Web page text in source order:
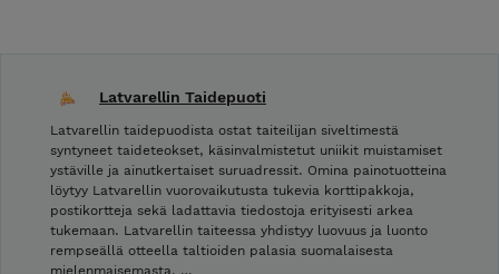
Latvarellin Taidepuoti
Latvarellin taidepuodista ostat taiteilijan siveltimestä
syntyneet taideteokset, käsinvalmistetut uniikit muistamiset
ystäville ja ainutkertaiset suruadressit. Omina painotuotteina
löytyy Latvarellin vuorovaikutusta tukevia korttipakkoja,
postikortteja sekä ladattavia tiedostoja erityisesti arkea
tukemaan. Latvarellin taiteessa yhdistyy luovuus ja luonto
rempseällä otteella taltioiden palasia suomalaisesta
mielenmaisemasta. …